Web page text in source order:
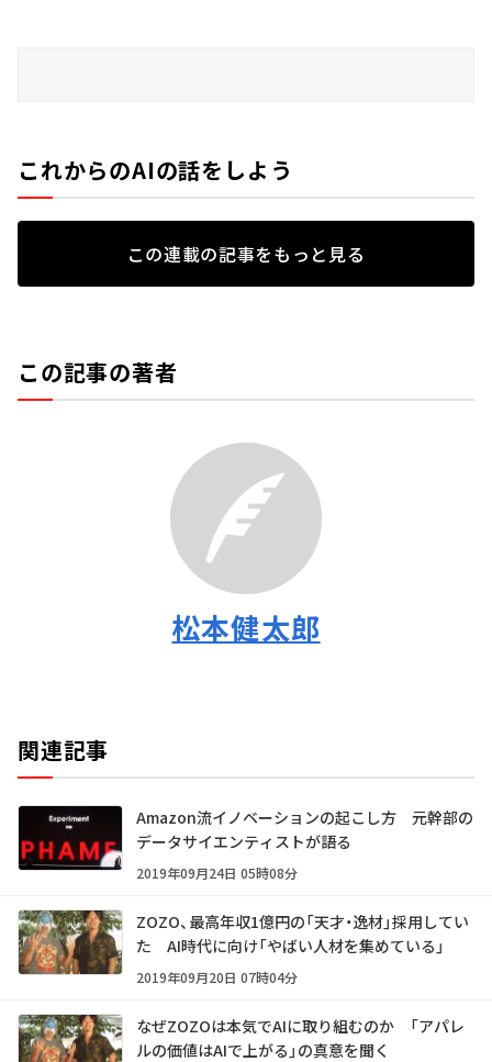
これからのAIの話をしよう
この連載の記事をもっと見る
この記事の著者
松本健太郎
関連記事
Amazon流イノベーションの起こし方 元幹部の
データサイエンティストが語る
2019年09月24日 05時08分
ZOZO、最高年収1億円の「天才・逸材」採用してい
た AI時代に向け「やばい人材を集めている」
2019年09月20日 07時04分
なぜZOZOは本気でAIに取り組むのか 「アパレ
ルの価値はAIで上がる」の真意を聞く